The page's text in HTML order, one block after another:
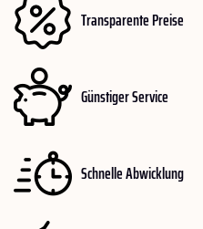
Transparente Preise
Günstiger Service
Schnelle Abwicklung